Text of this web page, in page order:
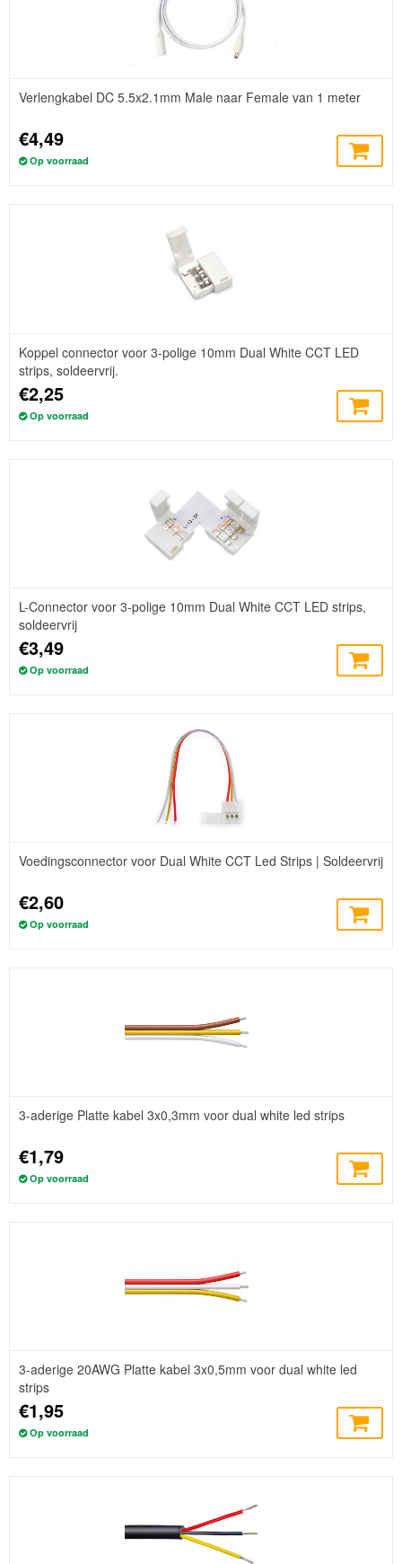
Verlengkabel DC 5.5x2.1mm Male naar Female van 1 meter
€4,49
Op voorraad
Koppel connector voor 3-polige 10mm Dual White CCT LED
strips, soldeervrij.
€2,25
Op voorraad
L-Connector voor 3-polige 10mm Dual White CCT LED strips,
soldeervrij
€3,49
Op voorraad
Voedingsconnector voor Dual White CCT Led Strips | Soldeervrij
€2,60
Op voorraad
3-aderige Platte kabel 3x0,3mm voor dual white led strips
€1,79
Op voorraad
3-aderige 20AWG Platte kabel 3x0,5mm voor dual white led
strips
€1,95
Op voorraad